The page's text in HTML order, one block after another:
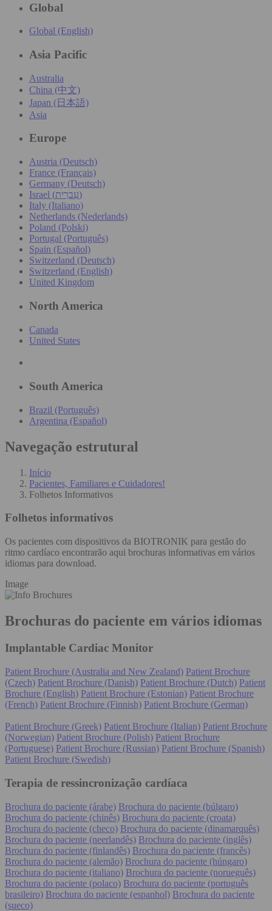
Global
Global (English)
Asia Pacific
Australia
China (中文)
Japan (日本語)
Asia
Europe
Austria (Deutsch)
France (Français)
Germany (Deutsch)
Israel (עִברִית)
Italy (Italiano)
Netherlands (Nederlands)
Poland (Polski)
Portugal (Português)
Spain (Español)
Switzerland (Deutsch)
Switzerland (English)
United Kingdom
North America
Canada
United States
South America
Brazil (Português)
Argentina (Español)
Navegação estrutural
Início
Pacientes, Familiares e Cuidadores!
Folhetos Informativos
Folhetos informativos
Os pacientes com dispositivos da BIOTRONIK para gestão do
ritmo cardíaco encontrarão aqui brochuras informativas em vários
idiomas para download.
Image
Brochuras do paciente em vários idiomas
Implantable Cardiac Monitor
Patient Brochure (Australia and New Zealand) Patient Brochure
(Czech) Patient Brochure (Danish) Patient Brochure (Dutch) Patient
Brochure (English) Patient Brochure (Estonian) Patient Brochure
(French) Patient Brochure (Finnish) Patient Brochure (German)
Patient Brochure (Greek) Patient Brochure (Italian) Patient Brochure
(Norwegian) Patient Brochure (Polish) Patient Brochure
(Portuguese) Patient Brochure (Russian) Patient Brochure (Spanish)
Patient Brochure (Swedish)
Terapia de ressincronização cardíaca
Brochura do paciente (árabe) Brochura do paciente (búlgaro)
Brochura do paciente (chinês) Brochura do paciente (croata)
Brochura do paciente (checo) Brochura do paciente (dinamarquês)
Brochura do paciente (neerlandês) Brochura do paciente (inglês)
Brochura do paciente (finlandês) Brochura do paciente (francês)
Brochura do paciente (alemão) Brochura do paciente (húngaro)
Brochura do paciente (italiano) Brochura do paciente (norueguês)
Brochura do paciente (polaco) Brochura do paciente (português
brasileiro) Brochura do paciente (espanhol) Brochura do paciente
(sueco)